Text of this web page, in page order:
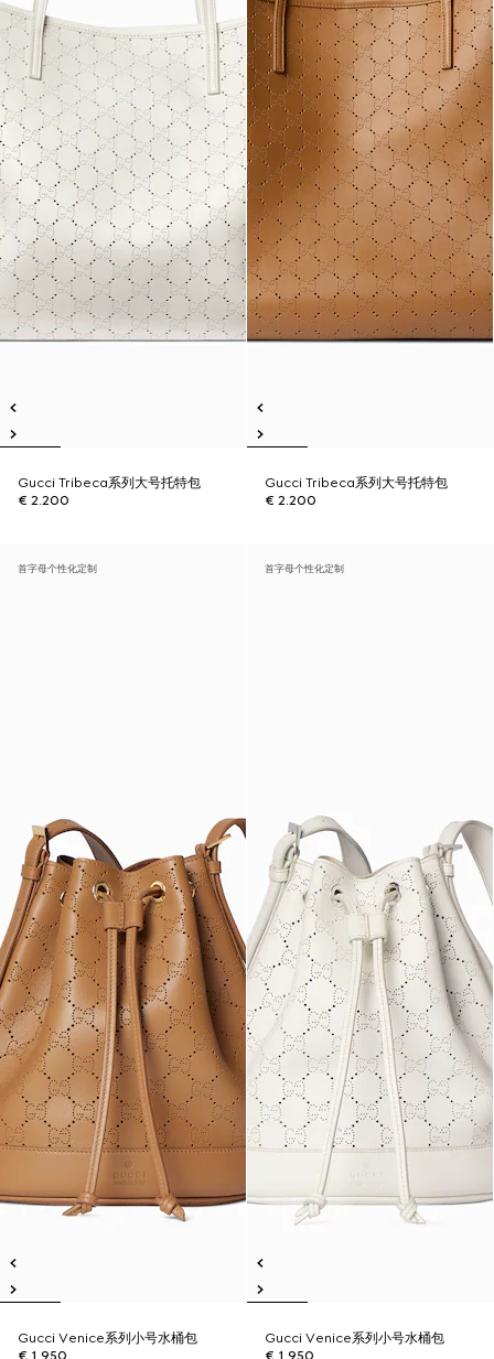
Gucci Tribeca系列大号托特包
€ 2.200
Gucci Tribeca系列大号托特包
€ 2.200
首字母个性化定制
Gucci Venice系列小号水桶包
€ 1.950
首字母个性化定制
Gucci Venice系列小号水桶包
€ 1.950